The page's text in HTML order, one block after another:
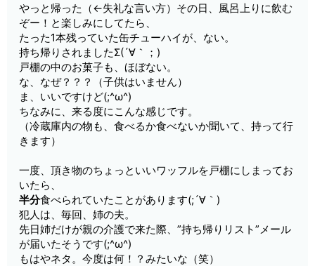
やっと帰った（←失礼な言い方）その日、風呂上りに飲む
ぞー！と楽しみにしてたら、
たった1本残っていた缶チューハイが、ない。
持ち帰りされましたΣ(´∀｀；)
戸棚の中のお菓子も、ほぼない。
な、なぜ？？？（子供はいません）
ま、いいですけど(;^ω^)
ちなみに、来る度にこんな感じです。
（冷蔵庫内の物も、食べるか食べないか聞いて、持って行
きます）
一度、頂き物のちょっといいワッフルを戸棚にしまってお
いたら、
半分食べられていたことがあります(;´∀｀)
犯人は、毎回、姉の夫。
先日姉だけが親の介護で来た際、”持ち帰りリスト”メール
が届いたそうです(;^ω^)
もはやネタ。今度は何！？みたいな（笑）